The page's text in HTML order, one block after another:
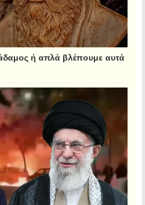
ή απλά βλέπουμε αυτά